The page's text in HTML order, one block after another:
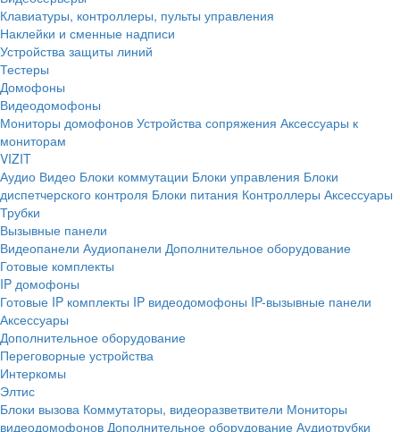
Клавиатуры, контроллеры, пульты управления
Наклейки и сменные надписи
Устройства защиты линий
Тестеры
Домофоны
Видеодомофоны
Мониторы домофонов Устройства сопряжения Аксессуары к
мониторам
VIZIT
Аудио Видео Блоки коммутации Блоки управления Блоки
диспетчерского контроля Блоки питания Контроллеры Аксессуары
Трубки
Вызывные панели
Видеопанели Аудиопанели Дополнительное оборудование
Готовые комплекты
IP домофоны
Готовые IP комплекты IP видеодомофоны IP-вызывные панели
Аксессуары
Дополнительное оборудование
Переговорные устройства
Интеркомы
Элтис
Блоки вызова Коммутаторы, видеоразветвители Мониторы
видеодомофонов Дополнительное оборудование Аудиотрубки